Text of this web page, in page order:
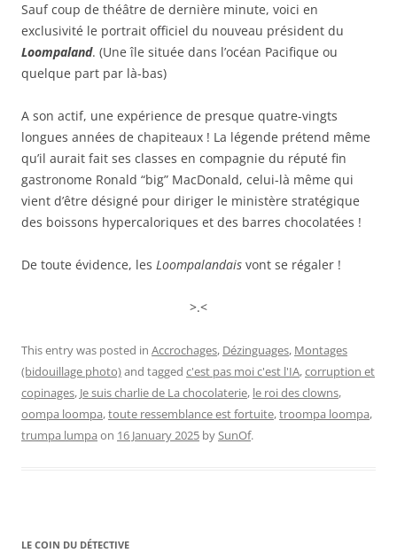
Sauf coup de théâtre de dernière minute, voici en
exclusivité le portrait officiel du nouveau président du
Loompaland. (Une île située dans l’océan Pacifique ou
quelque part par là-bas)
A son actif, une expérience de presque quatre-vingts
longues années de chapiteaux ! La légende prétend même
qu’il aurait fait ses classes en compagnie du réputé fin
gastronome Ronald “big” MacDonald, celui-là même qui
vient d’être désigné pour diriger le ministère stratégique
des boissons hypercaloriques et des barres chocolatées !
De toute évidence, les Loompalandais vont se régaler !
>.<
This entry was posted in Accrochages, Dézinguages, Montages
(bidouillage photo)and tagged c'est pas moi c'est l'IA,corruption et
copinages, Je suis charlie de La chocolaterie, le roi des clowns,
oompa loompa,toute ressemblance est fortuite,troompa loompa,
trumpa lumpa on 16 January 2025 bySunOf.
LE COIN DU DÉTECTIVE